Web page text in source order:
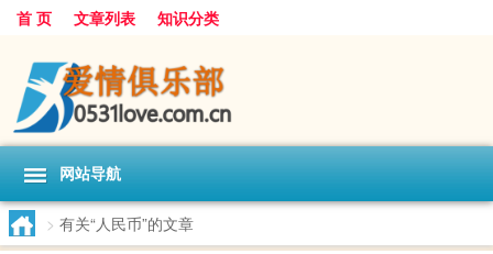
首 页 文章列表 知识分类
网站导航
> 有关“人民币”的文章